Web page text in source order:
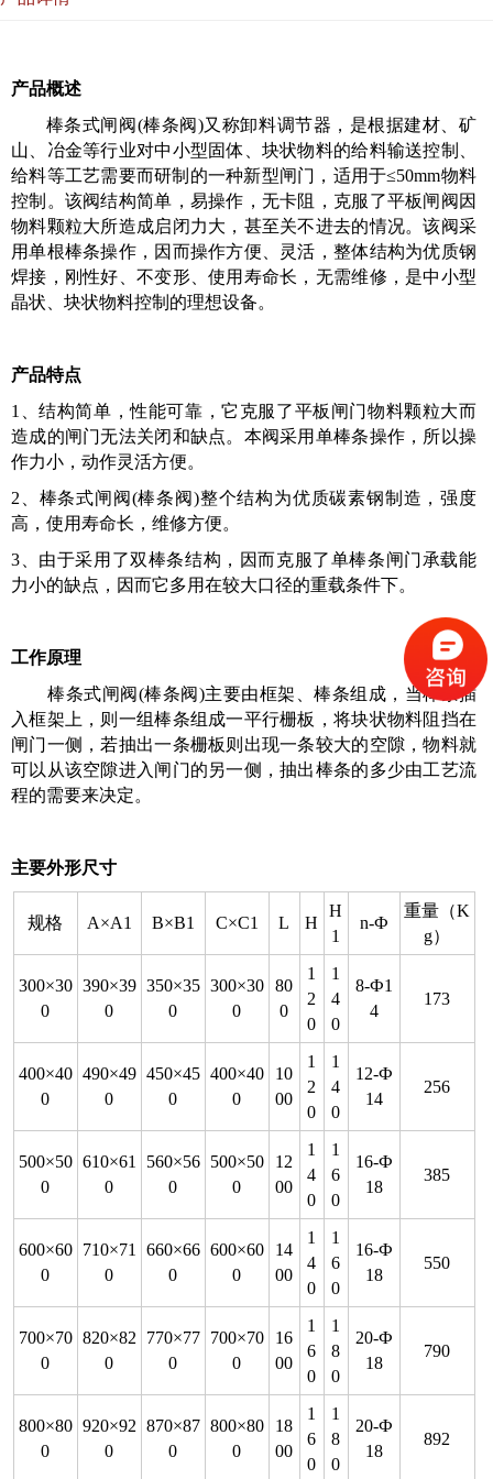
产品概述
棒条式闸阀(棒条阀)又称卸料调节器，是根据建材、矿
山、冶金等行业对中小型固体、块状物料的给料输送控制、
给料等工艺需要而研制的一种新型闸门，适用于≤50mm物料
控制。该阀结构简单，易操作，无卡阻，克服了平板闸阀因
物料颗粒大所造成启闭力大，甚至关不进去的情况。该阀采
用单根棒条操作，因而操作方便、灵活，整体结构为优质钢
焊接，刚性好、不变形、使用寿命长，无需维修，是中小型
晶状 、块状物料控制的理想设备。
产品特点
1、结构简单，性能可靠，它克服了平板闸门物料颗粒大而
造成的闸门无法关闭和缺点。本阀采用单棒条操作，所以操
作力小，动作灵活方便。
2、棒条式闸阀(棒条阀)整个结构为优质碳素钢制造，强度
高，使用寿命长，维修方便。
3、由于采用了双棒条结构，因而克服了单棒条闸门承载能
力小的缺点，因而它多用在较大口径的重载条件下。
工作原理
棒条式闸阀(棒条阀)主要由框架、棒条组成，当棒条插
入框架上，则一组棒条组成一平行栅板，将块状物料阻挡在
闸门一侧，若抽出一条栅板则出现一条较大的空隙，物料就
可以从该空隙进入闸门的另一侧，抽出棒条的多少由工艺流
程的需要来决定。
主要外形尺寸
规格 A×A1 B×B1 C×C1 L H
H
1
n-Ф
重量（K
g）
300×30
0
390×39
0
350×35
0
300×30
0
80
0
1
2
0
1
4
0
8-Ф1
4
173
400×40
0
490×49
0
450×45
0
400×40
0
10
00
1
2
0
1
4
0
12-Ф
14
256
500×50
0
610×61
0
560×56
0
500×50
0
12
00
1
4
0
1
6
0
16-Ф
18
385
600×60
0
710×71
0
660×66
0
600×60
0
14
00
1
4
0
1
6
0
16-Ф
18
550
700×70
0
820×82
0
770×77
0
700×70
0
16
00
1
6
0
1
8
0
20-Ф
18
790
800×80
0
920×92
0
870×87
0
800×80
0
18
00
1
6
0
1
8
0
20-Ф
18
892